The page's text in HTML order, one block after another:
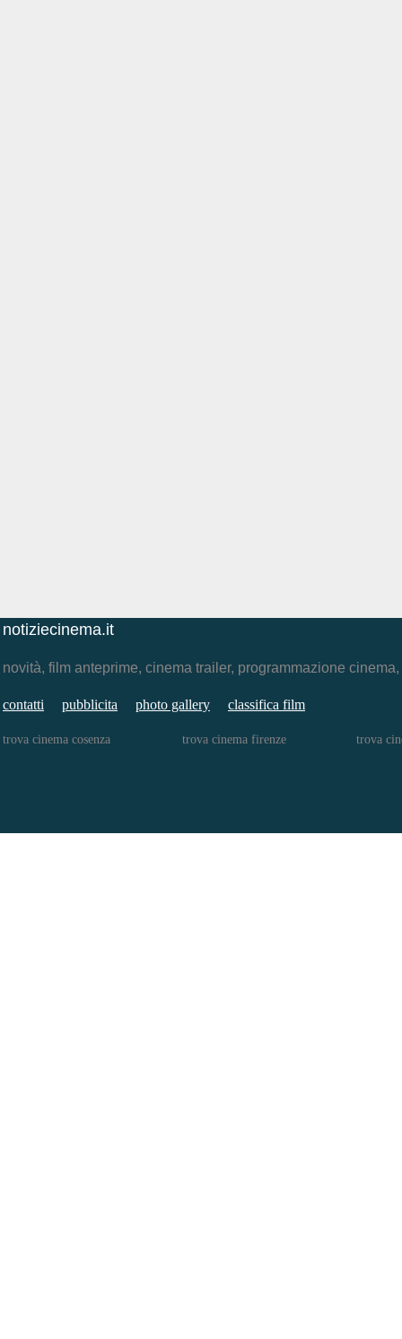
notiziecinema.it
novità, film anteprime, cinema trailer, programmazione
contatti pubblicita photo gallery classifica film
trova cinema cosenza trova cinema firenze trova